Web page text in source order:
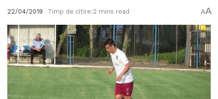
22/04/2019 Timp de citire:2 mins read AA